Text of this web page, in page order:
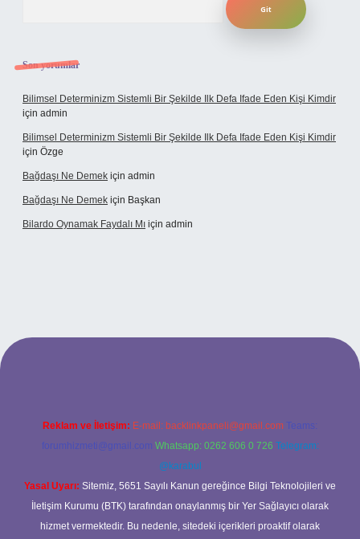
Son yorumlar
Bilimsel Determinizm Sistemli Bir Şekilde Ilk Defa Ifade Eden Kişi Kimdir
için admin
Bilimsel Determinizm Sistemli Bir Şekilde Ilk Defa Ifade Eden Kişi Kimdir
için Özge
Bağdaşı Ne Demek için admin
Bağdaşı Ne Demek için Başkan
Bilardo Oynamak Faydalı Mı için admin
Reklam ve İletişim: E-mail: backlinkpaneli@gmail.com Teams:
forumhizmeti@gmail.com Whatsapp: 0262 606 0 726 Telegram:
@karabul
Yasal Uyarı: Sitemiz, 5651 Sayılı Kanun gereğince Bilgi Teknolojileri ve
İletişim Kurumu (BTK) tarafından onaylanmış bir Yer Sağlayıcı olarak
hizmet vermektedir. Bu nedenle, sitedeki içerikleri proaktif olarak